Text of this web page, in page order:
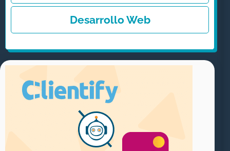
Desarrollo Web